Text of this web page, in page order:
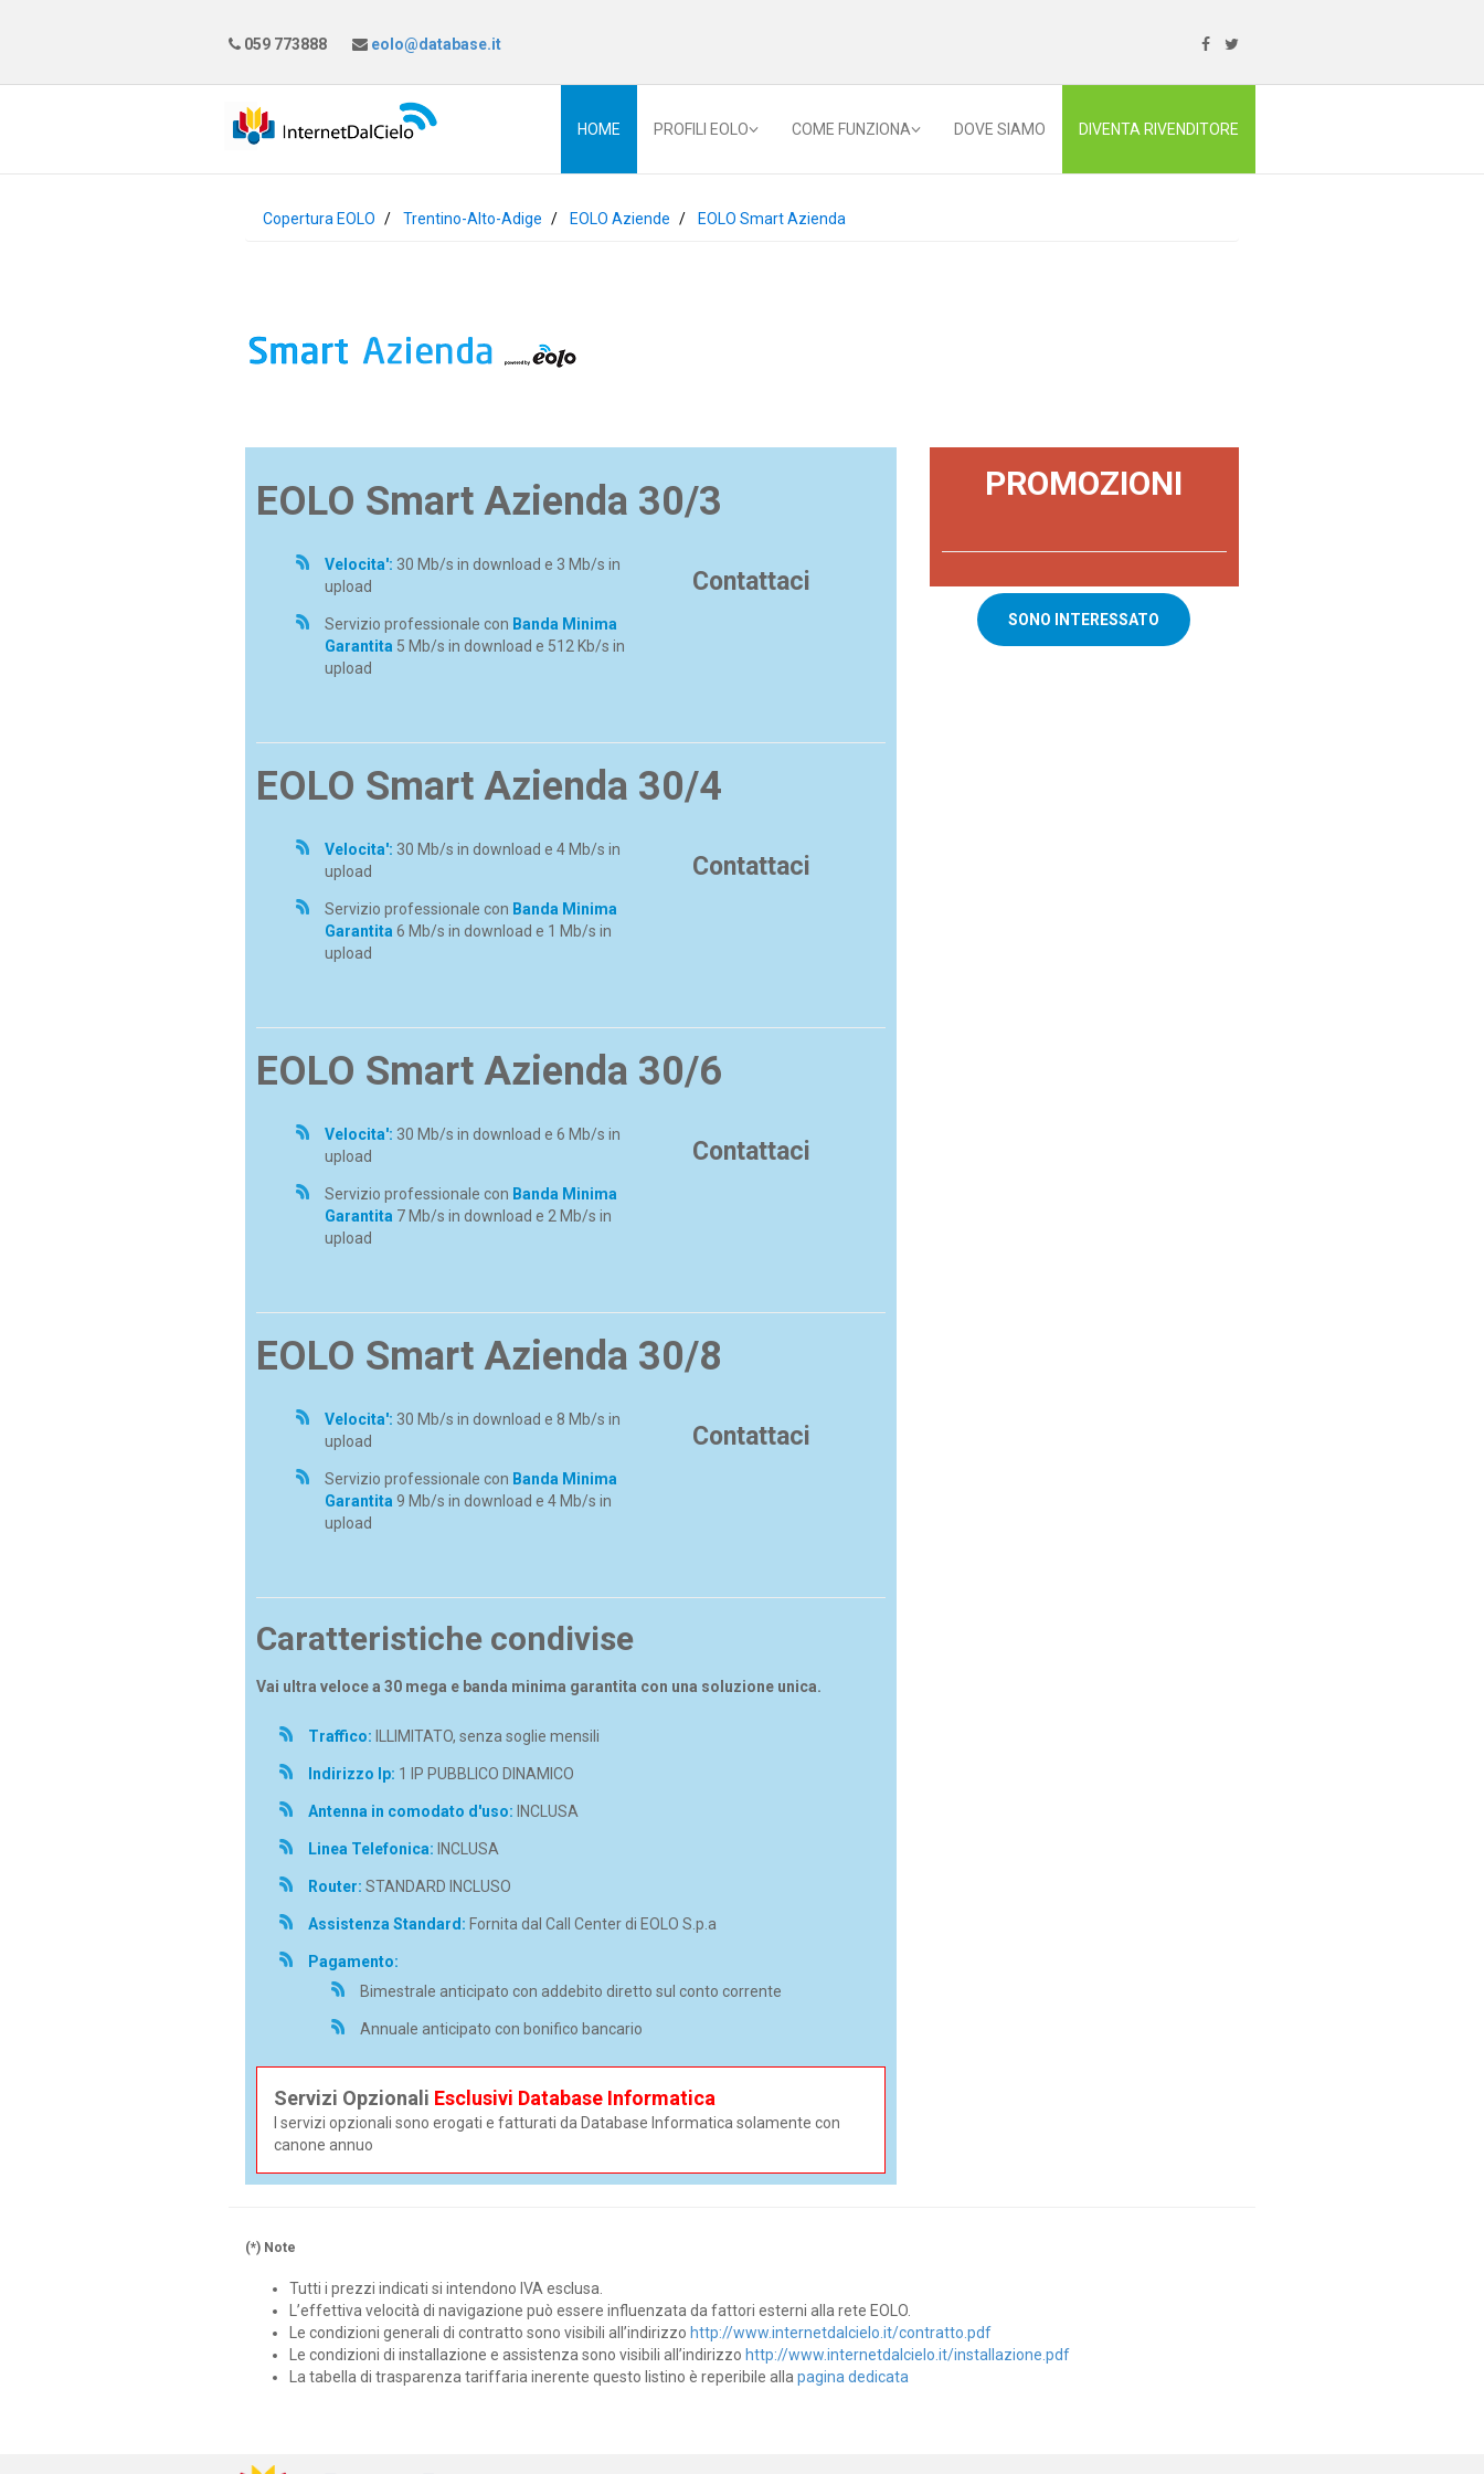
059 773888 eolo@database.it
HOME PROFILI EOLO COME FUNZIONA DOVE SIAMO DIVENTA RIVENDITORE
Copertura EOLO Trentino-Alto-Adige EOLO Aziende EOLO Smart Azienda
EOLO Smart Azienda 30/3
Velocita': 30 Mb/s in download e 3 Mb/s in
upload
Servizio professionale con Banda Minima
Garantita 5 Mb/s in download e 512 Kb/s in
upload
Contattaci
EOLO Smart Azienda 30/4
Velocita': 30 Mb/s in download e 4 Mb/s in
upload
Servizio professionale con Banda Minima
Garantita 6 Mb/s in download e 1 Mb/s in
upload
Contattaci
EOLO Smart Azienda 30/6
Velocita': 30 Mb/s in download e 6 Mb/s in
upload
Servizio professionale con Banda Minima
Garantita 7 Mb/s in download e 2 Mb/s in
upload
Contattaci
EOLO Smart Azienda 30/8
Velocita': 30 Mb/s in download e 8 Mb/s in
upload
Servizio professionale con Banda Minima
Garantita 9 Mb/s in download e 4 Mb/s in
upload
Contattaci
Caratteristiche condivise
Vai ultra veloce a 30 mega e banda minima garantita con una soluzione unica.
Traffico: ILLIMITATO, senza soglie mensili
Indirizzo Ip: 1 IP PUBBLICO DINAMICO
Antenna in comodato d'uso: INCLUSA
Linea Telefonica: INCLUSA
Router: STANDARD INCLUSO
Assistenza Standard: Fornita dal Call Center di EOLO S.p.a
Pagamento:
Bimestrale anticipato con addebito diretto sul conto corrente
Annuale anticipato con bonifico bancario
Servizi Opzionali Esclusivi Database Informatica
I servizi opzionali sono erogati e fatturati da Database Informatica solamente con
canone annuo
PROMOZIONI
SONO INTERESSATO
(*) Note
Tutti i prezzi indicati si intendono IVA esclusa.
L’effettiva velocità di navigazione può essere influenzata da fattori esterni alla rete EOLO.
Le condizioni generali di contratto sono visibili all’indirizzo http://www.internetdalcielo.it/contratto.pdf
Le condizioni di installazione e assistenza sono visibili all’indirizzo http://www.internetdalcielo.it/installazione.pdf
La tabella di trasparenza tariffaria inerente questo listino è reperibile alla pagina dedicata